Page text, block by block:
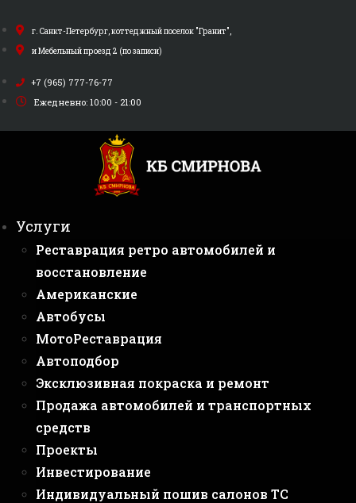
к
содержимому
г. Санкт-Петербург, коттеджный поселок "Гранит",
и Мебельный проезд 2 (по записи)
+7 (965) 777-76-77
Ежедневно: 10:00 - 21:00
Услуги
Реставрация ретро автомобилей и
восстановление
Американские
Автобусы
МотоРеставрация
Автоподбор
Эксклюзивная покраска и ремонт
Продажа автомобилей и транспортных
средств
Проекты
Инвестирование
Индивидуальный пошив салонов ТС